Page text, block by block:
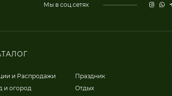
Мы в соц.сетях
и Распродажи
и огород
Праздник
Отдых